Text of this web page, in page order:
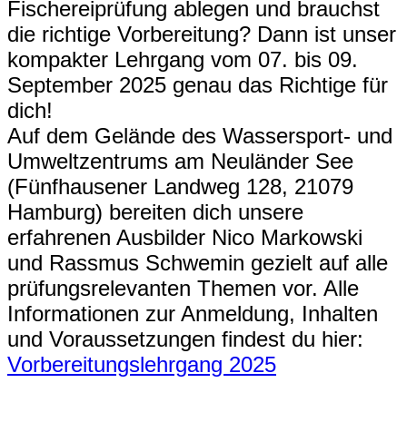
Fischereiprüfung ablegen und brauchst
die richtige Vorbereitung? Dann ist unser
kompakter Lehrgang vom 07. bis 09.
September 2025 genau das Richtige für
dich!
Auf dem Gelände des Wassersport- und
Umweltzentrums am Neuländer See
(Fünfhausener Landweg 128, 21079
Hamburg) bereiten dich unsere
erfahrenen Ausbilder Nico Markowski
und Rassmus Schwemin gezielt auf alle
prüfungsrelevanten Themen vor. Alle
Informationen zur Anmeldung, Inhalten
und Voraussetzungen findest du hier:
Vorbereitungslehrgang 2025